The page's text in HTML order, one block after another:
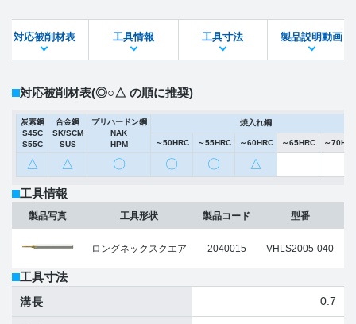
STEPファイル DXFファイル
対応被削材表 工具情報 工具寸法 製品説明動画
対応被削材表(◎○△ の順に推奨)
炭素鋼
S45C
S55C
合金鋼
SK/SCM
SUS
プリハードン鋼
NAK
HPM
焼入れ鋼
～50HRC ～55HRC ～60HRC ～65HRC ～
△ △ 〇 〇 〇 △
工具情報
製品写真 工具形状
ロングネックスクエア
製品コード
2040015
型番
VHLS2005-040
工具寸法
溝長 0.7